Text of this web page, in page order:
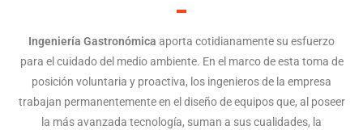
Ingeniería Gastronómica aporta cotidianamente su esfuerzo
para el cuidado del medio ambiente. En el marco de esta toma de
posición voluntaria y proactiva, los ingenieros de la empresa
trabajan permanentemente en el diseño de equipos que, al poseer
la más avanzada tecnología, suman a sus cualidades, la